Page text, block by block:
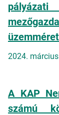
pályázati
2024.
A KAP
számú